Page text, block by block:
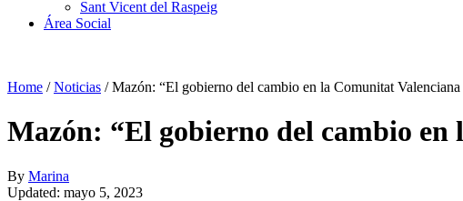
Sant Vicent del Raspeig
Área Social
Home /Noticias /Mazón: “El gobierno del cambio en la Comunitat
Mazón: “El gobierno del cambio
By Marina
Updated: mayo 5, 2023